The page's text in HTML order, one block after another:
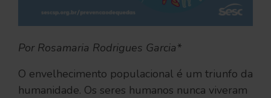
Por Rosamaria Rodrigues Garcia*
O envelhecimento populacional é um triunfo da
humanidade. Os seres humanos nunca viveram